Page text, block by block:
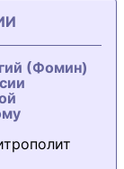
(Фомин)